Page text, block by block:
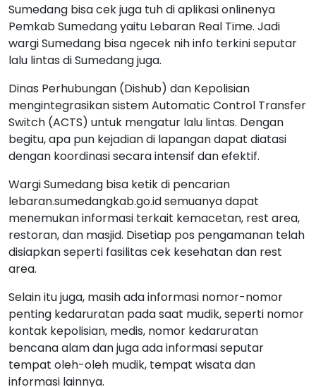
Sumedang bisa cek juga tuh di aplikasi onlinenya
Pemkab Sumedang yaitu Lebaran Real Time. Jadi
wargi Sumedang bisa ngecek nih info terkini seputar
lalu lintas di Sumedang juga.
Dinas Perhubungan (Dishub) dan Kepolisian
mengintegrasikan sistem Automatic Control Transfer
Switch (ACTS) untuk mengatur lalu lintas. Dengan
begitu, apa pun kejadian di lapangan dapat diatasi
dengan koordinasi secara intensif dan efektif.
Wargi Sumedang bisa ketik di pencarian
lebaran.sumedangkab.go.id semuanya dapat
menemukan informasi terkait kemacetan, rest area,
restoran, dan masjid. Disetiap pos pengamanan telah
disiapkan seperti fasilitas cek kesehatan dan rest
area.
Selain itu juga, masih ada informasi nomor-nomor
penting kedaruratan pada saat mudik, seperti nomor
kontak kepolisian, medis, nomor kedaruratan
bencana alam dan juga ada informasi seputar
tempat oleh-oleh mudik, tempat wisata dan
informasi lainnya.